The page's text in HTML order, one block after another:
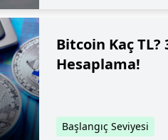
Bitcoin Kaç
Hesaplama!
Başlangıç Seviyesi